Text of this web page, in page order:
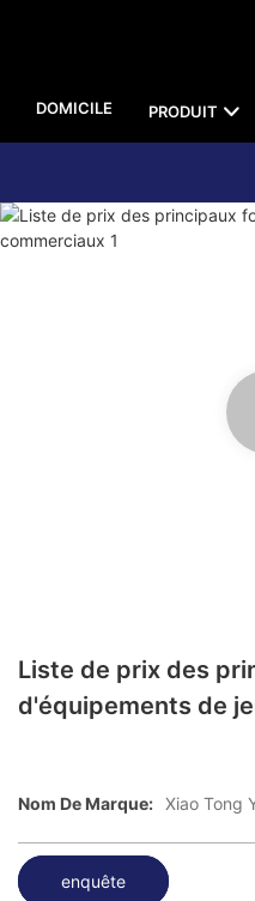
DOMICILE PRODUIT
Liste de prix des
d'équipements de
Nom De Marque: Xiao Tong
enquête